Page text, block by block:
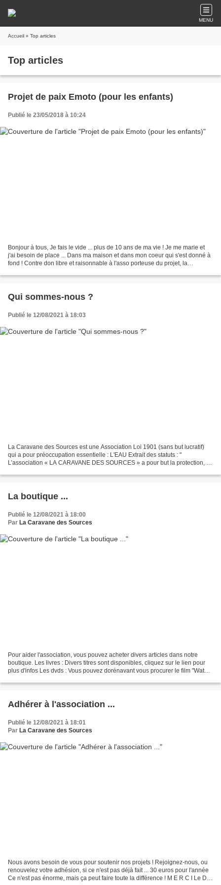
MENU
Accueil » Top articles
Top articles
Projet de paix Emoto (pour les enfants)
Publié le 23/05/2018 à 10:24
Bonjour à tous, Je fais le vide ... plus de 10 ans de ma vie ! Je me marie et
j'ai besoin de place ... Dans ma maison et dans mon coeur qui s'est donné à
fond ! Contre don libre et raisonnable à l'asso porteuse du projet, la
Qui sommes-nous ?
Publié le 12/08/2021 à 18:03
La Caravane des Sources est une Association Loi 1901 (sans but lucratif)
qui a pour préoccupation essentielle : L'EAU Extrait des statuts : "
L’association « LA CARAVANE DES SOURCES » a pour but la protection, la
La boutique ...
Publié le 12/08/2021 à 18:00
Par La Caravane des Sources
Pour aider l'association, vous pouvez acheter divers articles dans notre
boutique. Les livres : Divers titres sont disponibles, cliquez sur le lien pour
plus d'infos Les dvds : Vous pouvez dorénavant vous procurer le film "Water"
Adhérer à l'association ...
Publié le 12/08/2021 à 18:01
Par La Caravane des Sources
Nous avons besoin de vous pour soutenir nos projets ! Rejoignez-nous, ou
renouvelez votre adhésion, si ce n'est pas déjà fait ... 30 euros pour l'année
Ce n'est pas énorme, mais ça peut faire toute la différence ! M E R C I Le Dr